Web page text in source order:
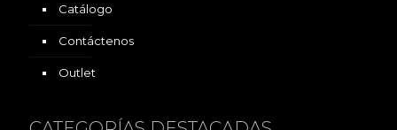
Catálogo
Contáctenos
Outlet